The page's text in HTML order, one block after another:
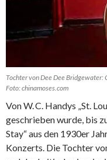
Tochter von Dee Dee Bridgewater:
Foto: chinamoses.com
Von W. C. Handys „St.
geschrieben wurde, bis
Stay“ aus den 1930er
Konzerts. Die Tochter